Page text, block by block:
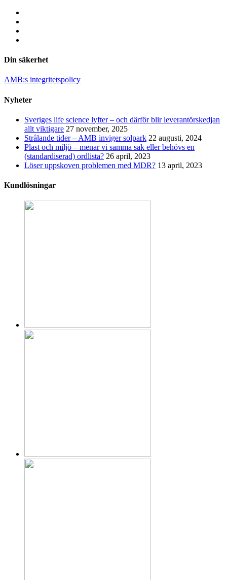
Din säkerhet
AMB:s integritetspolicy
Nyheter
Sveriges life science lyfter – och därför blir leverantörskedjan
allt viktigare 27 november, 2025
Strålande tider – AMB inviger solpark 22 augusti, 2024
Plast och miljö – menar vi samma sak eller behövs en
(standardiserad) ordlista? 26 april, 2023
Löser uppskoven problemen med MDR? 13 april, 2023
Kundlösningar